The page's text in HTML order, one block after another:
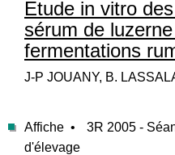
Etude in vitro
sérum de
fermentations
J-P JOUANY, B.
Affiche •
3R 2005 -
d'élevage